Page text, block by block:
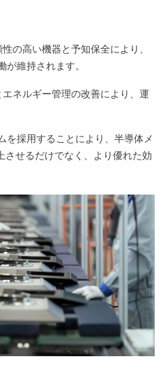
の高い機器と予知保全により、
が維持されます。
ネルギー管理の改善により、運
を採用することにより、半導体メ
させるだけでなく、より優れた効